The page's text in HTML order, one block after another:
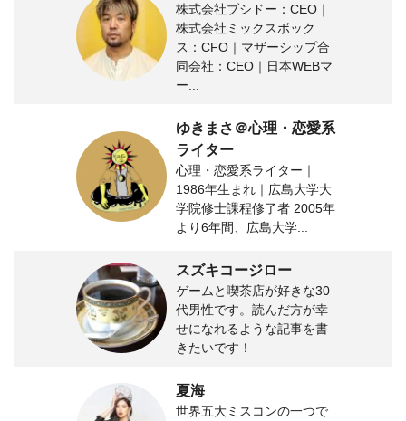
株式会社ブシドー：CEO｜
株式会社ミックスボック
ス：CFO｜マザーシップ合
同会社：CEO｜日本WEBマ
ー...
ゆきまさ＠心理・恋愛系
ライター
心理・恋愛系ライター｜
1986年生まれ｜広島大学大
学院修士課程修了者 2005年
より6年間、広島大学...
スズキコージロー
ゲームと喫茶店が好きな30
代男性です。読んだ方が幸
せになれるような記事を書
きたいです！
夏海
世界五大ミスコンの一つで